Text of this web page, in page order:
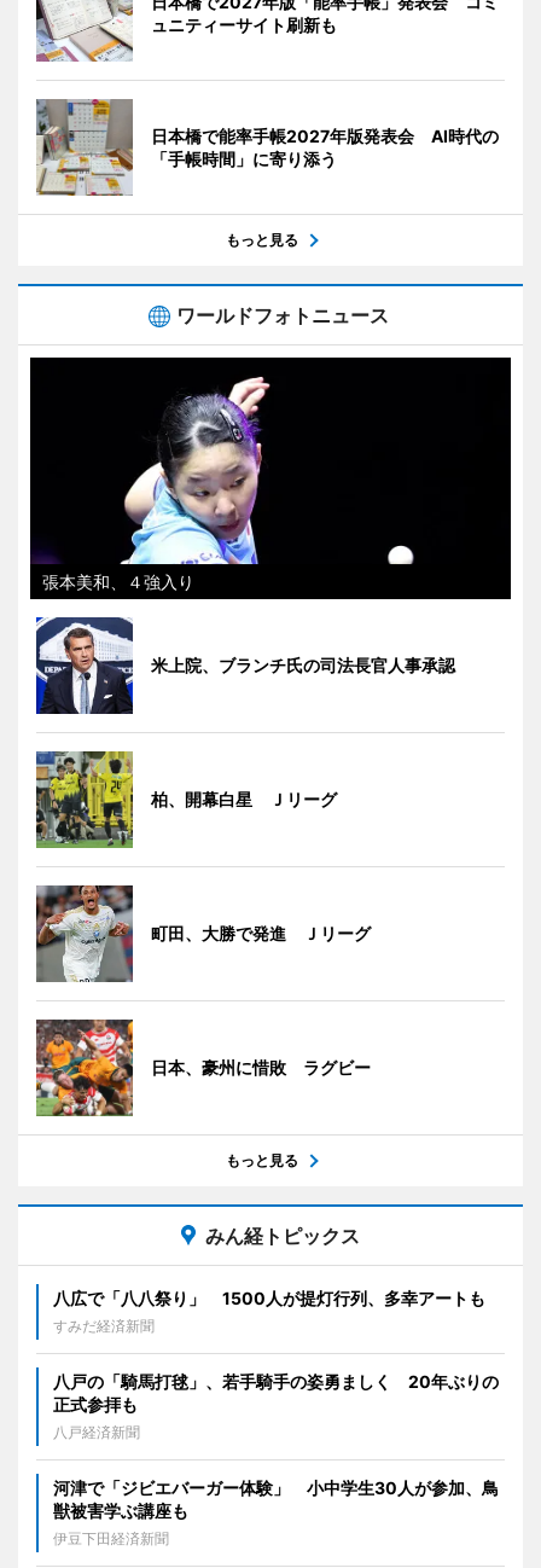
ュニティーサイト刷新も
日本橋で能率手帳2027年版発表会 AI時代の
「手帳時間」に寄り添う
もっと見る
ワールドフォトニュース
張本美和、４強入り
米上院、ブランチ氏の司法長官人事承認
柏、開幕白星 Ｊリーグ
町田、大勝で発進 Ｊリーグ
日本、豪州に惜敗 ラグビー
もっと見る
みん経トピックス
八広で「八八祭り」 1500人が提灯行列、多幸アートも
すみだ経済新聞
八戸の「騎馬打毬」、若手騎手の姿勇ましく 20年ぶりの
正式参拝も
八戸経済新聞
河津で「ジビエバーガー体験」 小中学生30人が参加、鳥
獣被害学ぶ講座も
伊豆下田経済新聞